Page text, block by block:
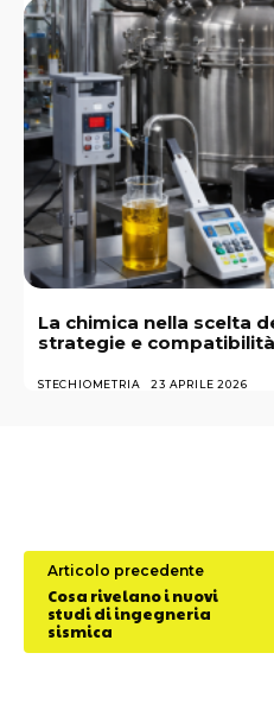
La chimica nella scelta
strategie e compatibilità
STECHIOMETRIA 23 APRILE 2026
Articolo precedente
Cosa rivelano i nuovi
studi di ingegneria
sismica